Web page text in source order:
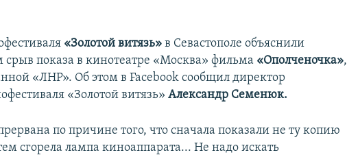
«Золотой витязь» в Севастополе объяснили
срыв показа в кинотеатре «Москва» фильма «Ополченочка»,
«ЛНР». Об этом в Facebook сообщил директор
«Золотой витязь»Александр Семенюк.
по причине того, что сначала показали не ту копию
сгорела лампа киноаппарата... Не надо искать